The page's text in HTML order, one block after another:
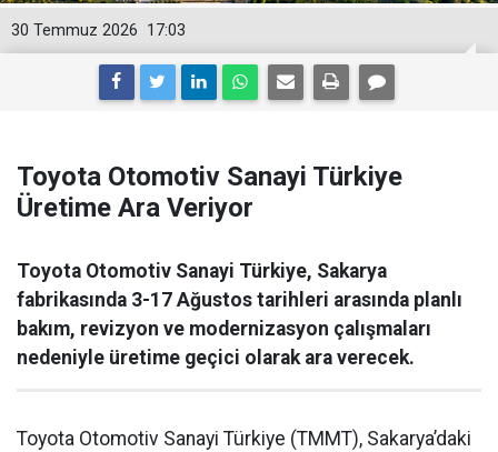
17:03
30 Temmuz 2026
Toyota Otomotiv Sanayi Türkiye
Üretime Ara Veriyor
Toyota Otomotiv Sanayi Türkiye, Sakarya
fabrikasında 3-17 Ağustos tarihleri arasında planlı
bakım, revizyon ve modernizasyon çalışmaları
nedeniyle üretime geçici olarak ara verecek.
Toyota Otomotiv Sanayi Türkiye (TMMT), Sakarya’daki